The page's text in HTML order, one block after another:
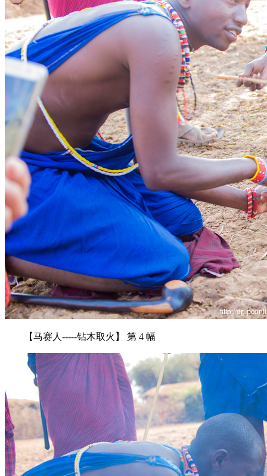
【马赛人-----钻木取火】 第 4 幅